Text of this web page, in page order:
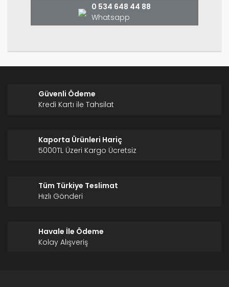
0 534 648 44 88
Whatsapp
Güvenli Ödeme
Kredi Kartı ile Tahsilat
Kaporta Ürünleri Hariç
5000TL Üzeri Kargo Ücretsiz
Tüm Türkiye Teslimat
Hızlı Gönderi
Havale İle Ödeme
Kolay Alışveriş